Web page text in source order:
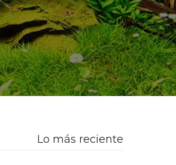
Lo más reciente